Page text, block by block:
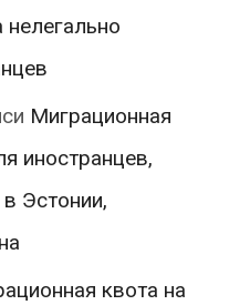
Миграционная
иностранцев,
Эстонии,
квота на